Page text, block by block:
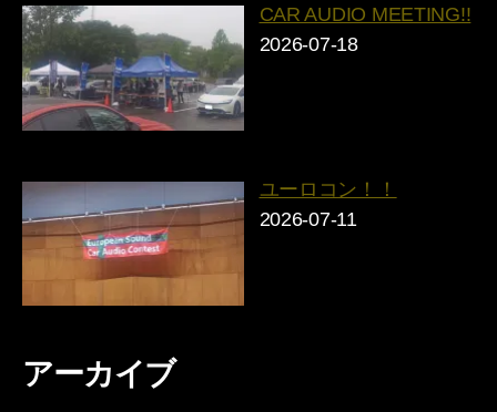
CAR AUDIO MEETING!!
2026-07-18
ユーロコン！！
2026-07-11
アーカイブ